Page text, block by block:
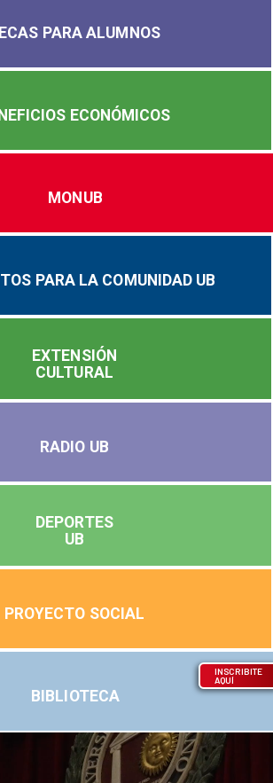
PARA ALUMNOS
ECONÓMICOS
MONUB
PARA LA COMUNIDAD UB
EXTENSIÓN
CULTURAL
RADIO UB
DEPORTES
UB
PROYECTO SOCIAL
BIBLIOTECA
INSCRIBITE
AQUÍ